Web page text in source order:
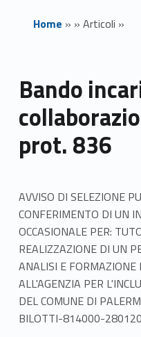
Home » » Articoli »
Bando
prot. 836
AVVISO DI SELEZIONE
CONFERIMENTO DI UN
OCCASIONALE PER:
REALIZZAZIONE DI UN
ANALISI E FORMAZIONE
ALL'AGENZIA PER
DEL COMUNE DI
BILOTTI-814000-